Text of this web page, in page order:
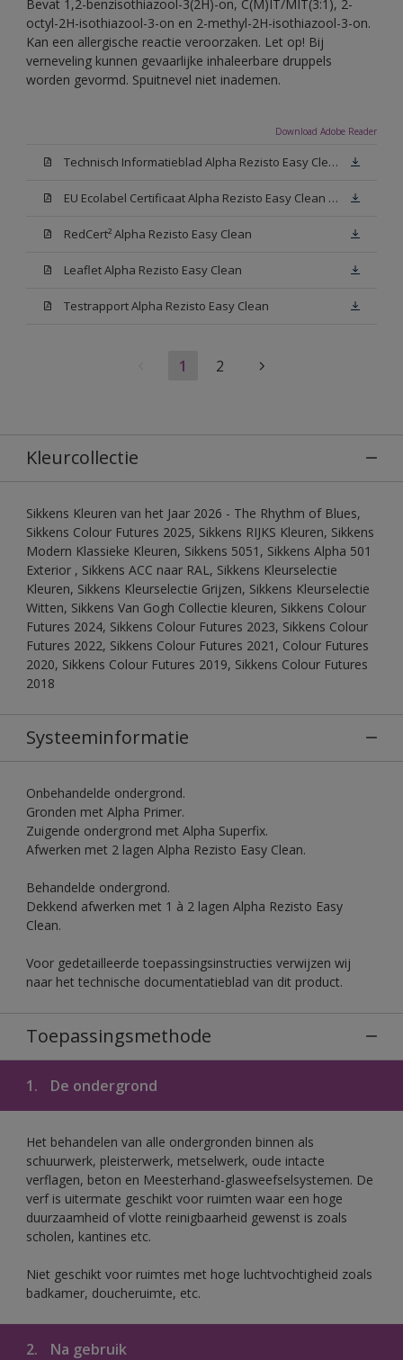
Bevat 1,2-benzisothiazool-3(2H)-on, C(M)IT/MIT(3:1), 2-
octyl-2H-isothiazool-3-on en 2-methyl-2H-isothiazool-3-on.
Kan een allergische reactie veroorzaken. Let op! Bij
verneveling kunnen gevaarlijke inhaleerbare druppels
worden gevormd. Spuitnevel niet inademen.
Download Adobe Reader
Technisch Informatieblad Alpha Rezisto Easy Clean (PDF)
EU Ecolabel Certificaat Alpha Rezisto Easy Clean Mat
RedCert² Alpha Rezisto Easy Clean
Leaflet Alpha Rezisto Easy Clean
Testrapport Alpha Rezisto Easy Clean
1 2
Kleurcollectie
Sikkens Kleuren van het Jaar 2026 - The Rhythm of Blues,
Sikkens Colour Futures 2025, Sikkens RIJKS Kleuren, Sikkens
Modern Klassieke Kleuren, Sikkens 5051, Sikkens Alpha 501
Exterior , Sikkens ACC naar RAL, Sikkens Kleurselectie
Kleuren, Sikkens Kleurselectie Grijzen, Sikkens Kleurselectie
Witten, Sikkens Van Gogh Collectie kleuren, Sikkens Colour
Futures 2024, Sikkens Colour Futures 2023, Sikkens Colour
Futures 2022, Sikkens Colour Futures 2021, Colour Futures
2020, Sikkens Colour Futures 2019, Sikkens Colour Futures
2018
Systeeminformatie
Onbehandelde ondergrond.
Gronden met Alpha Primer.
Zuigende ondergrond met Alpha Superfix.
Afwerken met 2 lagen Alpha Rezisto Easy Clean.
Behandelde ondergrond.
Dekkend afwerken met 1 à 2 lagen Alpha Rezisto Easy
Clean.
Voor gedetailleerde toepassingsinstructies verwijzen wij
naar het technische documentatieblad van dit product.
Toepassingsmethode
1. De ondergrond
Het behandelen van alle ondergronden binnen als
schuurwerk, pleisterwerk, metselwerk, oude intacte
verflagen, beton en Meesterhand-glasweefselsystemen. De
verf is uitermate geschikt voor ruimten waar een hoge
duurzaamheid of vlotte reinigbaarheid gewenst is zoals
scholen, kantines etc.
Niet geschikt voor ruimtes met hoge luchtvochtigheid zoals
badkamer, doucheruimte, etc.
2. Na gebruik